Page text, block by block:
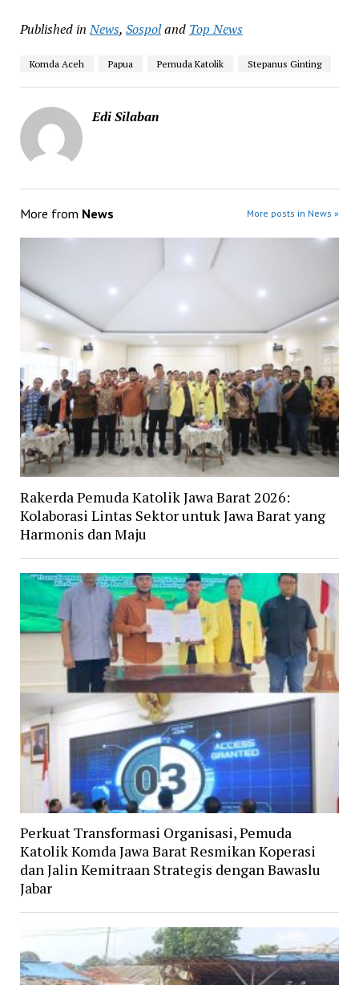
Published in News, Sospoland Top News
Komda Aceh Papua Pemuda Katolik Stepanus Ginting
Edi Silaban
More from News More posts in News »
Rakerda Pemuda Katolik Jawa Barat 2026:
Kolaborasi Lintas Sektor untuk Jawa Barat yang
Harmonis dan Maju
Perkuat Transformasi Organisasi, Pemuda
Katolik Komda Jawa Barat Resmikan Koperasi
dan Jalin Kemitraan Strategis dengan Bawaslu
Jabar